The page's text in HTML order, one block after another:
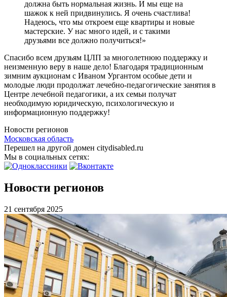
должна быть нормальная жизнь. И мы еще на
шажок к ней придвинулись. Я очень счастлива!
Надеюсь, что мы откроем еще квартиры и новые
мастерские. У нас много идей, и с такими
друзьями все должно получиться!»
Спасибо всем друзьям ЦЛП за многолетнюю поддержку и
неизменную веру в наше дело! Благодаря традиционным
зимним аукционам с Иваном Ургантом особые дети и
молодые люди продолжат лечебно-педагогические занятия в
Центре лечебной педагогики, а их семьи получат
необходимую юридическую, психологическую и
информационную поддержку!
Новости регионов
Московская область
Перешел на другой домен citydisabled.ru
Мы в социальных сетях:
Новости регионов
21 сентября 2025